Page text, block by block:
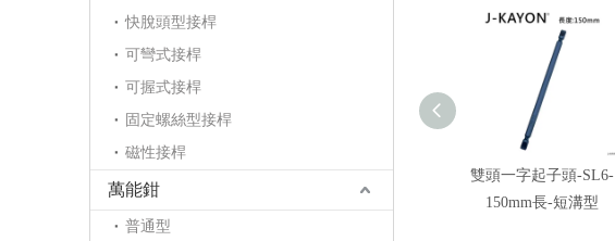
快脫頭型接桿
可彎式接桿
可握式接桿
固定螺絲型接桿
磁性接桿
萬能鉗
普通型
雙頭一字起子頭-SL6-
150mm長-短溝型